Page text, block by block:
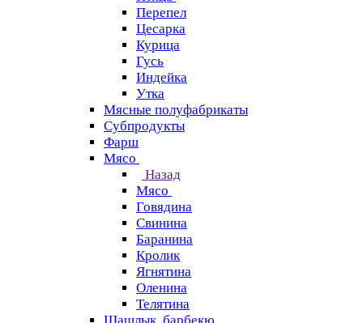
Перепел
Цесарка
Курица
Гусь
Индейка
Утка
Мясные полуфабрикаты
Субпродукты
Фарш
Мясо
Назад
Мясо
Говядина
Свинина
Баранина
Кролик
Ягнятина
Оленина
Телятина